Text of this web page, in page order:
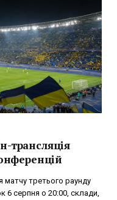
трансляція
матчу третього раунду
6 серпня о 20:00, склади,